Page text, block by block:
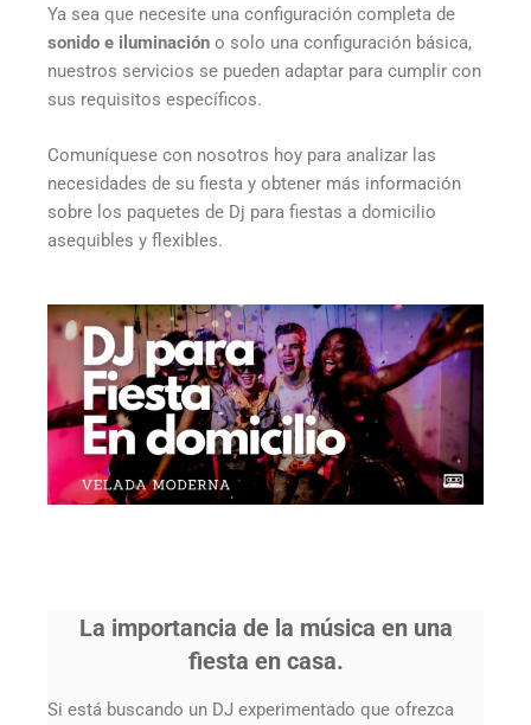
Ya sea que necesite una configuración completa de
sonido e iluminación o solo una configuración básica,
nuestros servicios se pueden adaptar para cumplir con
sus requisitos específicos.
Comuníquese con nosotros hoy para analizar las
necesidades de su fiesta y obtener más información
sobre los paquetes de Dj para fiestas a domicilio
asequibles y flexibles.
La importancia de la música en una
fiesta en casa.
Si está buscando un DJ experimentado que ofrezca